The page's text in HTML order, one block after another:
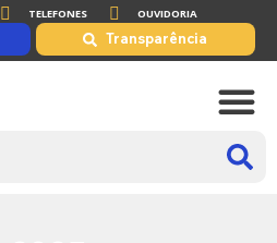
TELEFONES OUVIDORIA
Transparência